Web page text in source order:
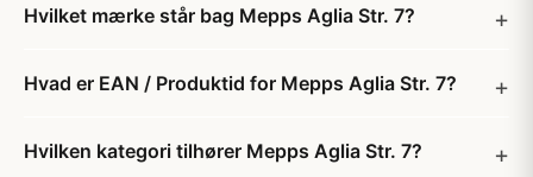
Hvilket mærke står bag Mepps Aglia Str. 7?
Hvad er EAN / Produktid for Mepps Aglia Str. 7?
Hvilken kategori tilhører Mepps Aglia Str. 7?